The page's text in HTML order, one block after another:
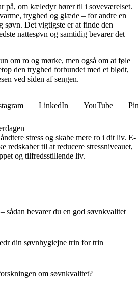
på, om kæledyr hører til i soveværelset.
tryghed og glæde – for andre en
søvn. Det vigtigste er at finde den
nattesøvn og samtidig bevarer det
om ro og mørke, men også om at føle
den tryghed forbundet med et blødt,
ved siden af sengen.
LinkedIn YouTube
stress og skabe mere ro i dit liv. E-
redskaber til at reducere stressniveauet,
og tilfredsstillende liv.
sådan bevarer du en god søvnkvalitet
din søvnhygiejne trin for trin
om søvnkvalitet?